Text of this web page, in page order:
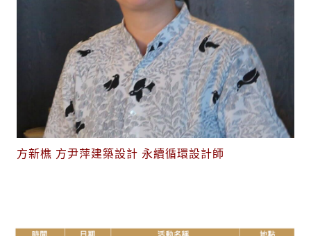
方新樵 方尹萍建築設計 永續循環設計師